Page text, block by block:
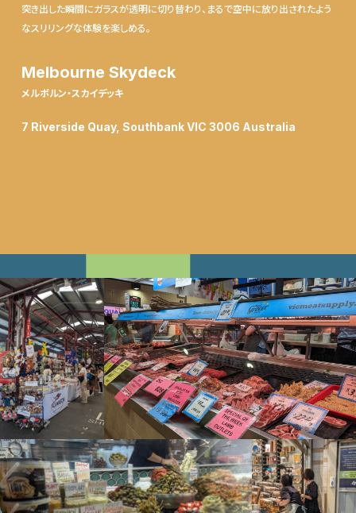
突き出した瞬間にガラスが透明に切り替わり、まるで空中に放り出されたよう
なスリリングな体験を楽しめる。
Melbourne Skydeck
メルボルン・スカイデッキ
7 Riverside Quay, Southbank VIC 3006 Australia